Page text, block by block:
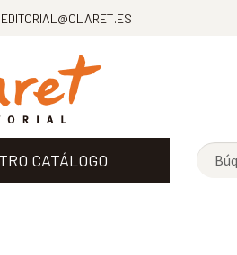
EDITORIAL@CLARET.ES
CATÁLOGO